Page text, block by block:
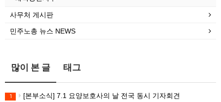
사무처 게시판
민주노총 뉴스 NEWS
많이 본 글 태그
1 [본부소식] 7.1 요양보호사의 날 전국 동시 기자회견